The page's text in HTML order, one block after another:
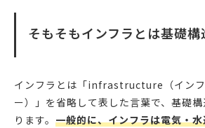
そもそもインフラとは基礎
インフラとは「infrastructure（インフ
ー）」を省略して表した言葉で、基礎
ります。 一般的に、インフラは電気・